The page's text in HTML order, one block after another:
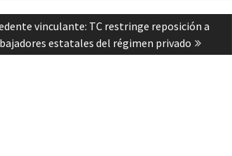
vinculante: TC restringe reposición a
estatales del régimen privado